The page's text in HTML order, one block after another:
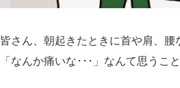
皆さん、朝起きたときに首や肩、腰
「なんか痛いな･･･」なんて思うこ